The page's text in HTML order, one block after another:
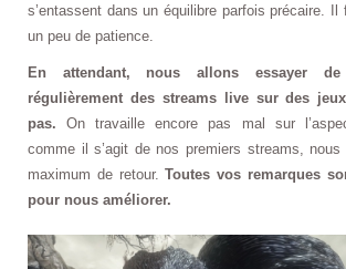
s’entassent dans un équilibre parfois précaire. Il
un peu de patience.
En attendant, nous allons essayer
régulièrement des streams live sur des
pas. On travaille encore pas mal sur
comme il s’agit de nos premiers streams,
maximum de retour.Toutes vos remarques
pour nous améliorer.